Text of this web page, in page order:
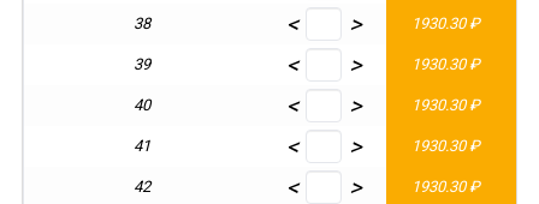
38 < > 1930.30 ₽
39 < > 1930.30 ₽
40 < > 1930.30 ₽
41 < > 1930.30 ₽
42 < > 1930.30 ₽